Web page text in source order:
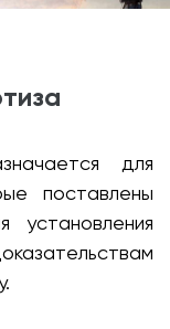
для
поставлены
установления